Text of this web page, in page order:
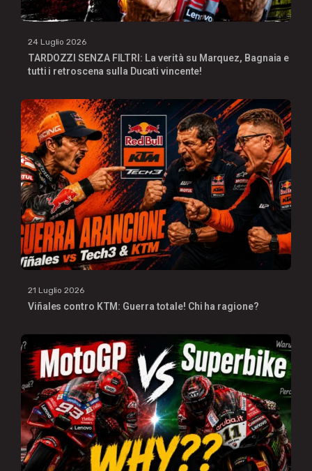
24 Luglio 2026
TARDOZZI SENZA FILTRI: La verità su Marquez, Bagnaia e
tutti i retroscena sulla Ducati vincente!
21 Luglio 2026
Viñales contro KTM: Guerra totale! Chi ha ragione?